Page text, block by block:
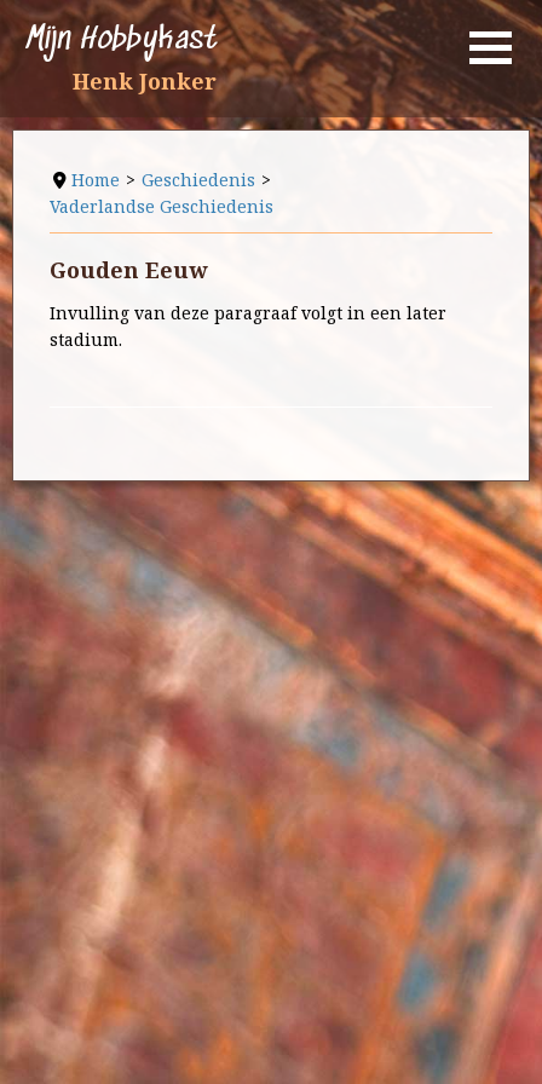
Mijn Hobbykast
Henk Jonker
Home
Geschiedenis
Vaderlandse Geschiedenis
Gouden Eeuw
Invulling van deze paragraaf volgt in een later
stadium.